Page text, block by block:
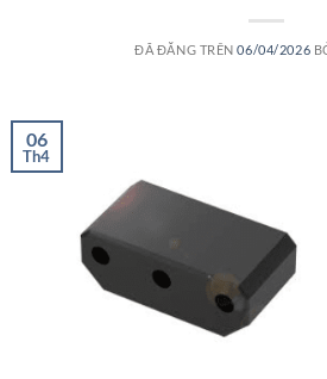
ĐÃ ĐĂNG TRÊN06/04/2026
06
Th4